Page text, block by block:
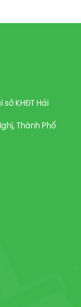
sở KHĐT Hải
Thành Phố